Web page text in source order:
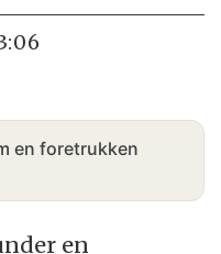
en foretrukken
en